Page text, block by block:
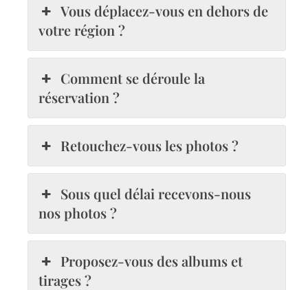
Vous déplacez-vous en dehors de
votre région ?
Comment se déroule la
réservation ?
Retouchez-vous les photos ?
Sous quel délai recevons-nous
nos photos ?
Proposez-vous des albums et
tirages ?